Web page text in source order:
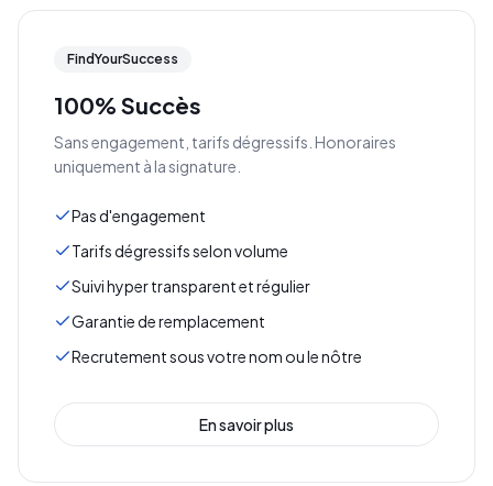
FindYourSuccess
100% Succès
Sans engagement, tarifs dégressifs. Honoraires
uniquement à la signature.
Pas d'engagement
Tarifs dégressifs selon volume
Suivi hyper transparent et régulier
Garantie de remplacement
Recrutement sous votre nom ou le nôtre
En savoir plus